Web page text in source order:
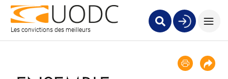
Les convictions des meilleurs